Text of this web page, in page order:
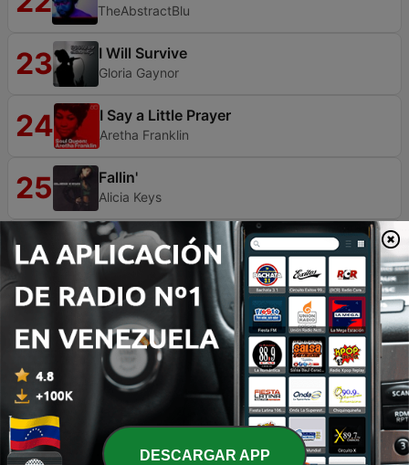
TheAbstractBlu
23 I Will Survive
Gloria Gaynor
24 I Say a Little Prayer
Aretha Franklin
25 Fallin'
Alicia Keys
26 Celebration
Kool & The Gang
27 Hot Stuff
Donna Summer
28 Got to Be Real
Cheryl Lynn
29 Never Too Much
Luther Vandross
DESCARGAR APP